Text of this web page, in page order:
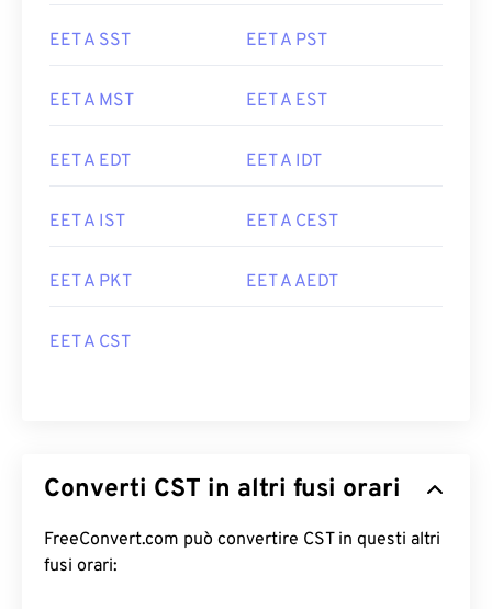
EET A SST EET A PST
EET A MST EET A EST
EET A EDT EET A IDT
EET A IST EET A CEST
EET A PKT EET A AEDT
EET A CST
Converti CST in altri fusi orari
FreeConvert.com può convertire CST in questi altri
fusi orari: